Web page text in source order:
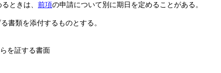
ときは、 前項の申請について別に期日を定めることがある。
書類を添付するものとする。
を証する書面